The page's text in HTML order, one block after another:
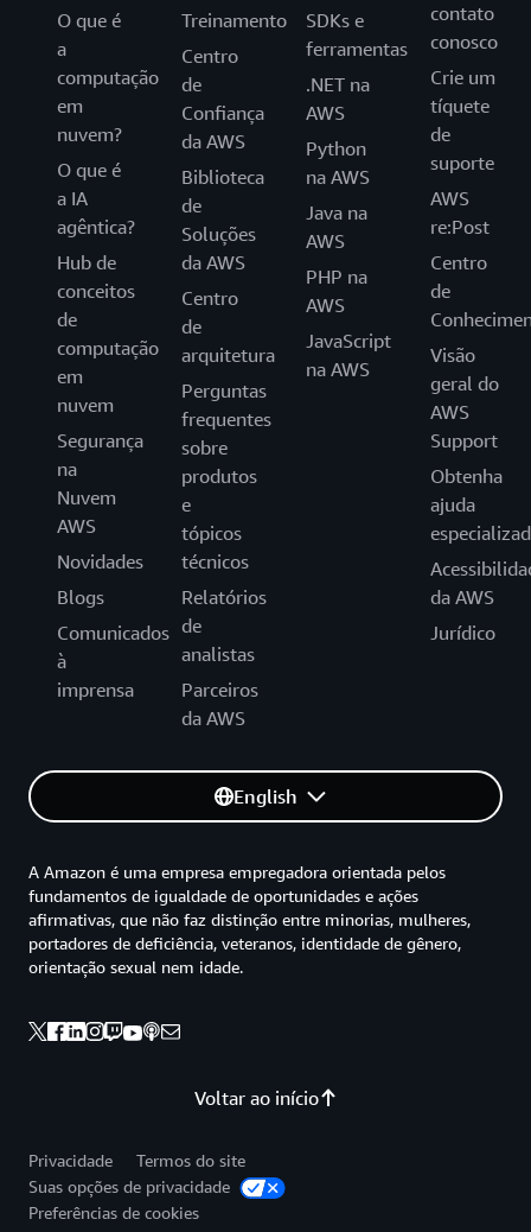
O que é
a
computação
em
nuvem?
O que é
a IA
agêntica?
Hub de
conceitos
de
computação
em
nuvem
Segurança
na
Nuvem
AWS
Novidades
Blogs
Comunicados
à
imprensa
Treinamento
Centro
de
Confiança
da AWS
Biblioteca
de
Soluções
da AWS
Centro
de
arquitetura
Perguntas
frequentes
sobre
produtos
e
tópicos
técnicos
Relatórios
de
analistas
Parceiros
da AWS
SDKs e
ferramentas
.NET na
AWS
Python
na AWS
Java na
AWS
PHP na
AWS
JavaScript
na AWS
contato
conosco
Crie um
tíquete
de
suporte
AWS
re:Post
Centro
de
Visão
geral do
AWS
Support
Obtenha
ajuda
da AWS
Jurídico
English
Voltar ao início
A Amazon é uma empresa empregadora orientada pelos
fundamentos de igualdade de oportunidades e ações
afirmativas, que não faz distinção entre minorias, mulheres,
portadores de deficiência, veteranos, identidade de gênero,
orientação sexual nem idade.
Privacidade
Termos do site
Suas opções de privacidade
Preferências de cookies